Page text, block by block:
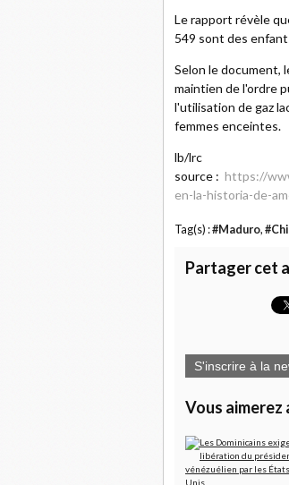
Le rapport révèle
549 sont des
Selon le document,
maintien de l'ordre
l'utilisation de gaz
femmes enceintes.
lb/lrc
source : https://
en-la-historia-de-
Tag(s) :#Maduro,
Partager cet
S'inscrire à la
Vous aimerez